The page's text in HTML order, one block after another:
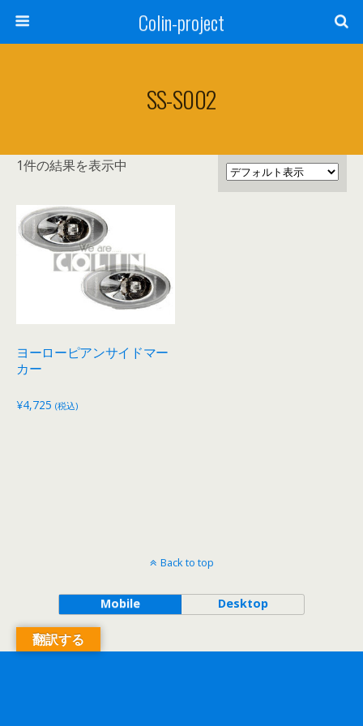
Colin-project
SS-S002
1件の結果を表示中
ヨーローピアンサイドマー
カー
¥4,725 (税込)
Back to top
Mobile Desktop
翻訳する